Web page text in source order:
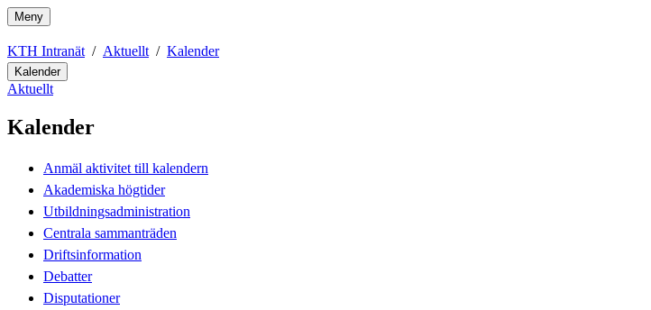
Meny
KTH Intranät Aktuellt Kalender
Kalender
Aktuellt
Kalender
Anmäl aktivitet till kalendern
Akademiska högtider
Utbildningsadministration
Centrala sammanträden
Driftsinformation
Debatter
Disputationer